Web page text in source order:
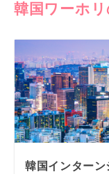
韓国ワーホ
韓国インターン